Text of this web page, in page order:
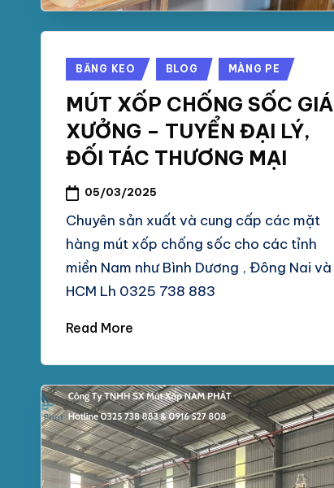
Posted
BĂNG KEO BLOG MÀNG PE
MÚT XỐP CHỐNG SỐC GIÁ
XƯỞNG – TUYỂN ĐẠI LÝ,
ĐỐI TÁC THƯƠNG MẠI
05/03/2025
Chuyên sản xuất và cung cấp các mặt
hàng mút xốp chống sốc cho các tỉnh
miền Nam như Bình Dương , Đông Nai và
HCM Lh 0325 738 883
Read More